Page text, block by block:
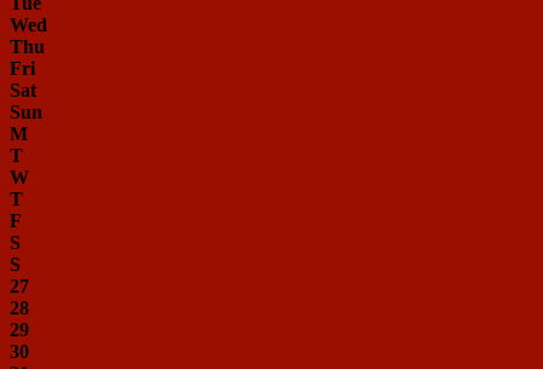
Wed
Thu
Fri
Sat
Sun
M
T
W
T
F
S
S
27
28
29
30